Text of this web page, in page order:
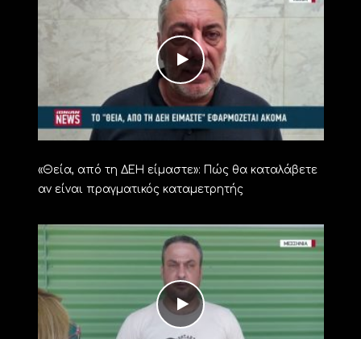
«Θεία, από τη ΔΕΗ είμαστε»: Πώς θα καταλάβετε
αν είναι πραγματικός καταμετρητής